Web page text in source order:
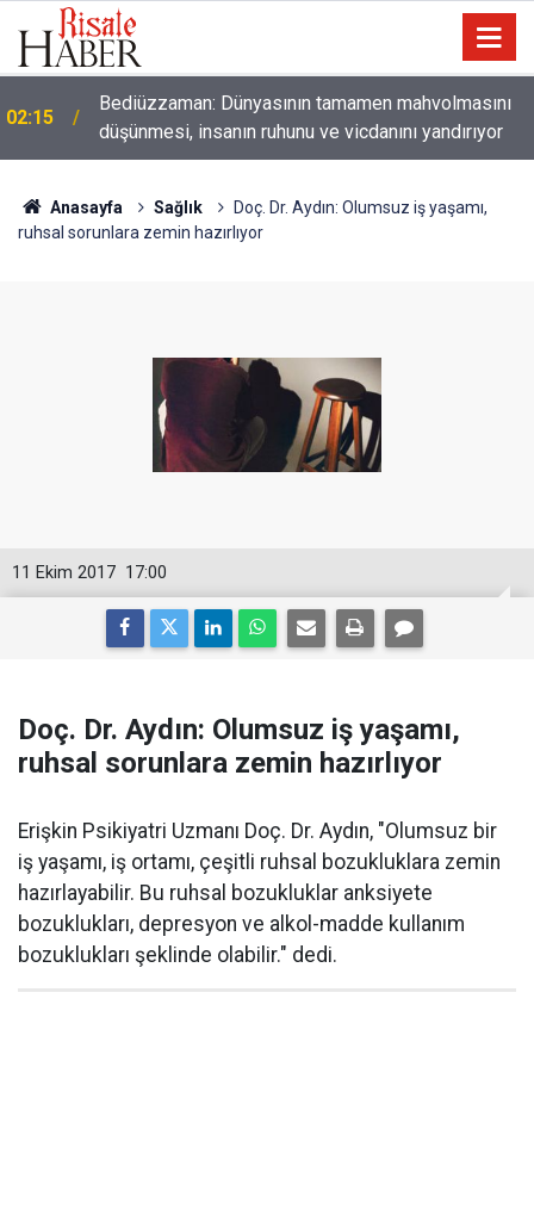
01:45 Paçalarını yerde sürünmeyecek şekilde yukarıda tut
Anasayfa Sağlık
Doç. Dr. Aydın: Olumsuz iş yaşamı,
ruhsal sorunlara zemin hazırlıyor
17:00
11 Ekim 2017
Doç. Dr. Aydın: Olumsuz iş yaşamı,
ruhsal sorunlara zemin hazırlıyor
Erişkin Psikiyatri Uzmanı Doç. Dr. Aydın, "Olumsuz bir
iş yaşamı, iş ortamı, çeşitli ruhsal bozukluklara zemin
hazırlayabilir. Bu ruhsal bozukluklar anksiyete
bozuklukları, depresyon ve alkol-madde kullanım
bozuklukları şeklinde olabilir." dedi.